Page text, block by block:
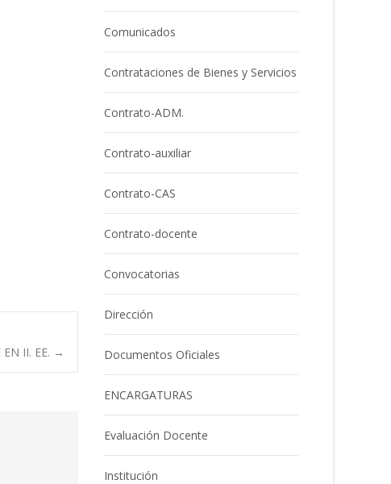
II. EE. →
Comunicados
Contrataciones de Bienes y Servicios
Contrato-ADM.
Contrato-auxiliar
Contrato-CAS
Contrato-docente
Convocatorias
Dirección
Documentos Oficiales
ENCARGATURAS
Evaluación Docente
Institución